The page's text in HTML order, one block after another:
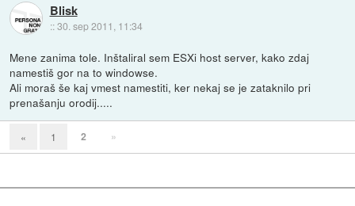
Blisk
::30. sep 2011, 11:34
Mene zanima tole. Inštaliral sem ESXi host server, kako zdaj
namestiš gor na to windowse.
Ali moraš še kaj vmest namestiti, ker nekaj se je zataknilo pri
prenašanju orodij.....
« 1 2 »